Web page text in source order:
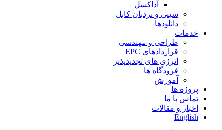
آداکسل
سینی و نردبان کابل
دانلودها
خدمات
طراحی و مهندسی
قراردادهای EPC
انرژی های تجدیدپذیر
فرودگاه ها
آموزش
پروژه ها
تماس با ما
اخبار و مقالات
English